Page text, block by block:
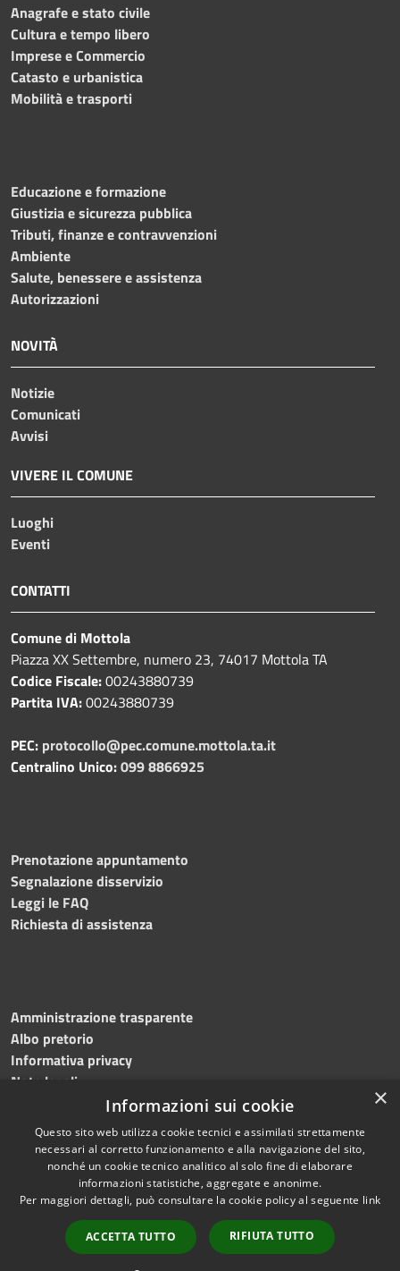
Anagrafe e stato civile
Cultura e tempo libero
Imprese e Commercio
Catasto e urbanistica
Mobilità e trasporti
Educazione e formazione
Giustizia e sicurezza pubblica
Tributi, finanze e contravvenzioni
Ambiente
Salute, benessere e assistenza
Autorizzazioni
NOVITÀ
Notizie
Comunicati
Avvisi
VIVERE IL COMUNE
Luoghi
Eventi
CONTATTI
Comune di Mottola
Piazza XX Settembre, numero 23, 74017 Mottola TA
Codice Fiscale:00243880739
Partita IVA:00243880739
PEC: protocollo@pec.comune.mottola.ta.it
Centralino Unico:099 8866925
Prenotazione appuntamento
Segnalazione disservizio
Leggi le FAQ
Richiesta di assistenza
Amministrazione trasparente
Albo pretorio
Informativa privacy
Note legali
Dichiarazione di accessibilità
Accessibilità
Copyright © 2026 • Comune di
Mottola • Powered by
Municipium•
Accesso
redazione
×
Informazioni sui cookie
Questo sito web utilizza cookie tecnici e assimilati strettamente
necessari al corretto funzionamento e alla navigazione del sito,
nonché un cookie tecnico analitico al solo fine di elaborare
informazioni statistiche, aggregate e anonime.
Per maggiori dettagli, può consultare la cookie policy al seguente link
ACCETTA TUTTO RIFIUTA TUTTO